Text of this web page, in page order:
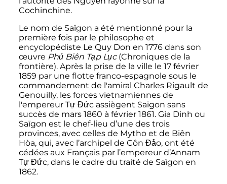
Cochinchine.
Le nom de Saïgon a été mentionné pour la
première fois par le philosophe et
encyclopédiste Le Quy Don en 1776 dans son
œuvre Phủ Biên Tạp Lục(Chroniques de la
frontière). Après la prise de la ville le 17 février
1859 par une flotte franco-espagnole sous le
commandement de l'amiral Charles Rigault de
Genouilly, les forces vietnamiennes de
l'empereur Tự Đức assiègent Saïgon sans
succès de mars 1860 à février 1861. Gia Dinh ou
Saïgon est le chef-lieu d’une des trois
provinces, avec celles de Mytho et de Biên
Hòa, qui, avec l’archipel de Côn Đảo, ont été
cédées aux Français par l’empereur d’Annam
Tự Đức, dans le cadre du traité de Saïgon en
1862.